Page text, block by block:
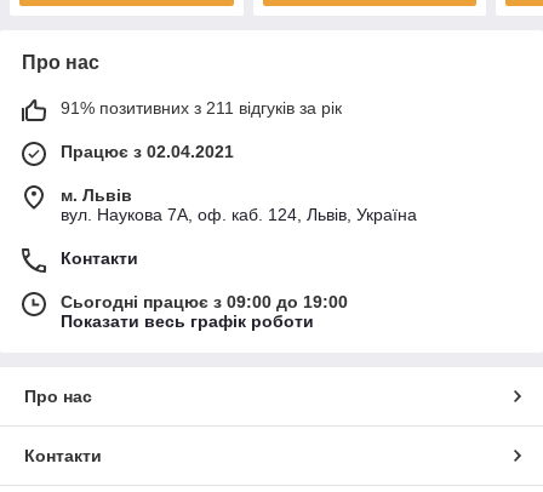
Про нас
91% позитивних з 211 відгуків за рік
Працює з 02.04.2021
м. Львів
вул. Наукова 7А, оф. каб. 124, Львів, Україна
Контакти
Сьогодні працює з 09:00 до 19:00
Показати весь графік роботи
Про нас
Контакти